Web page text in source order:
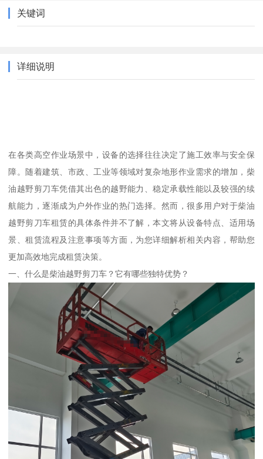
关键词
详细说明
在各类高空作业场景中，设备的选择往往决定了施工效率与安全保
障。随着建筑、市政、工业等领域对复杂地形作业需求的增加，柴
油越野剪刀车凭借其出色的越野能力、稳定承载性能以及较强的续
航能力，逐渐成为户外作业的热门选择。然而，很多用户对于柴油
越野剪刀车租赁的具体条件并不了解，本文将从设备特点、适用场
景、租赁流程及注意事项等方面，为您详细解析相关内容，帮助您
更加高效地完成租赁决策。
一、什么是柴油越野剪刀车？它有哪些独特优势？